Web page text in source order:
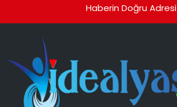
Haberin Doğru Adresi